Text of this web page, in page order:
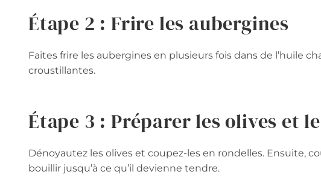
Étape 2 : Frire les aubergines
Faites frire les aubergines en plusieurs fois dans de l’huile
croustillantes.
Étape 3 : Préparer les olives et
Dénoyautez les olives et coupez-les en rondelles. Ensuite,
bouillir jusqu’à ce qu’il devienne tendre.